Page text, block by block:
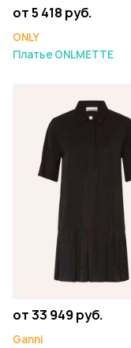
от 5 418 руб.
ONLY
Платье ONLMETTE
от 33 949 руб.
Ganni